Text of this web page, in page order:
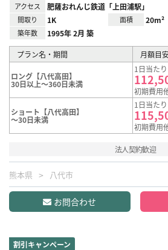
アクセス 肥薩おれんじ鉄道「上田浦駅」
間取り 1K 面積 20m²
築年数 1995年 2月 築
プラン名・期間 月額目
ロング【八代高田】
30日以上～360日未満
1日当た
初期費用
ショート【八代高田】
～30日未満
1日当た
初期費用
法人契約歓迎
熊本県 八代市
お問合わせ
割引キャンペーン